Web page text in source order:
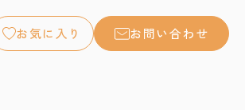
お気に入り お問い合わせ